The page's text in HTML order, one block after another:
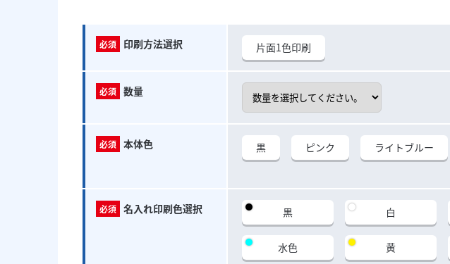
印刷方法選択 片面1色印刷
数量
本体色 黒 ピンク ライトブルー
名入れ印刷色選択 黒 白
水色 黄